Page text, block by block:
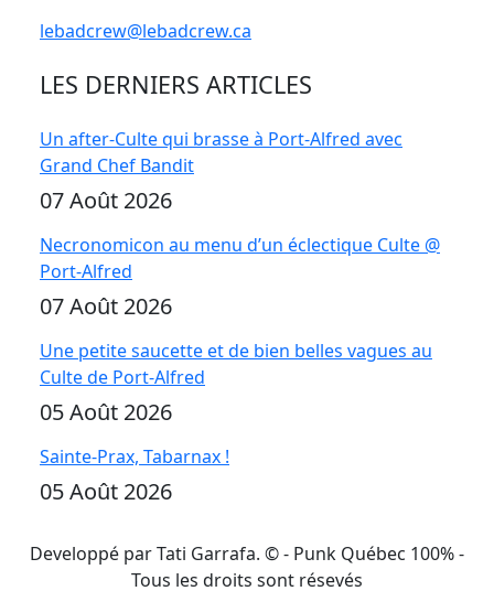
lebadcrew@lebadcrew.ca
LES DERNIERS ARTICLES
Un after-Culte qui brasse à Port-Alfred avec
Grand Chef Bandit
07 Août 2026
Necronomicon au menu d’un éclectique Culte @
Port-Alfred
07 Août 2026
Une petite saucette et de bien belles vagues au
Culte de Port-Alfred
05 Août 2026
Sainte-Prax, Tabarnax !
05 Août 2026
Developpé par Tati Garrafa. ©- Punk Québec 100% -
Tous les droits sont résevés